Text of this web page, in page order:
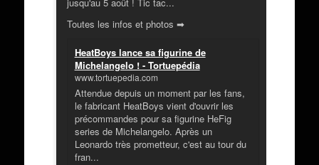
Toutes les infos et photos ➡
HeatBoys lance sa figurine de
Michelangelo ! - Tortuepédia
www.tortuepedia.com
Attendue depuis un moment par les fans,
le fabricant HeatBoys vient d'ouvrir les
précommandes pour sa figurine HeFig
series de Michelangelo. Après un
Leonardo très prometteur, c'est au tour du
fran...